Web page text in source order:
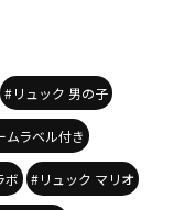
#リュック 男の子
ムラベル付き
ボ #リュック マリオ